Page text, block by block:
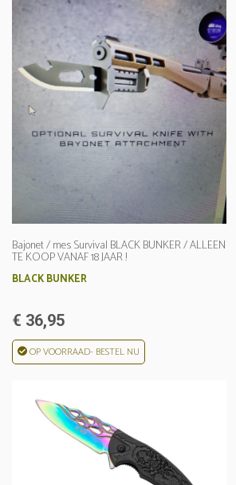
Bajonet / mes Survival BLACK BUNKER / ALLEEN
TE KOOP VANAF 18 JAAR !
BLACK BUNKER
€ 36,95
OP VOORRAAD- BESTEL NU